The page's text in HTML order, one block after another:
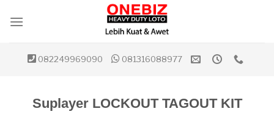
082249969090 081316088977
Suplayer LOCKOUT TAGOUT KIT